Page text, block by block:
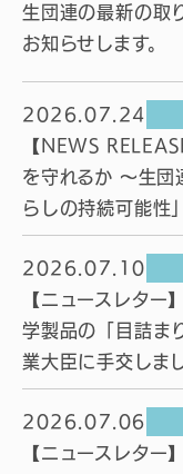
生団連の最新の取
お知らせします。
2026.07.24
【NEWS
を守れるか ～生団
らしの持続可能性
2026.07.10
【ニュースレター
学製品の「目詰ま
業大臣に手交しま
2026.07.06
【ニュースレター